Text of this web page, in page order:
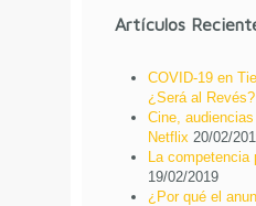
Artículos
COVID-19 en
¿Será al Revés?
Cine,
Netflix 20/02/
La
19/02/2019
¿Por qué el